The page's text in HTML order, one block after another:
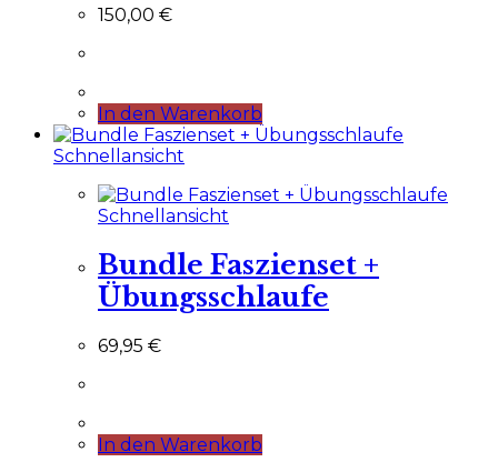
150,00 €
In den Warenkorb
Schnellansicht
Schnellansicht
Bundle Faszienset +
Übungsschlaufe
69,95 €
In den Warenkorb